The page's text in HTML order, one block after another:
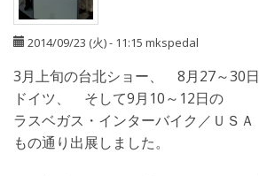
2014/09/23 (火) - 11:15 mkspedal
3月上旬の台北ショー、 8月27～30
ドイツ、 そして9月10～12日の
ラスベガス・インターバイク／ＵＳ
もの通り出展しました。